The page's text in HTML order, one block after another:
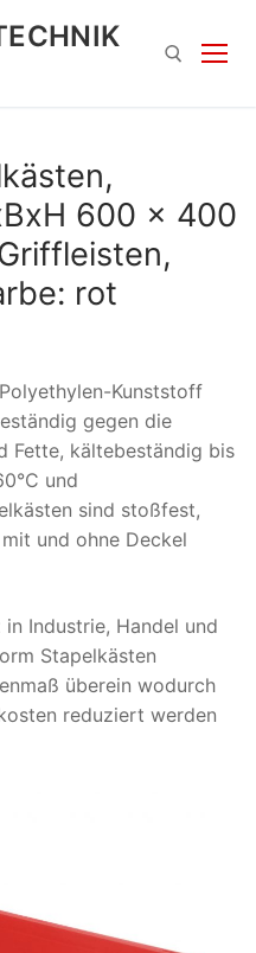
600 x 400
rot
Kunststoff
gegen die
Fette, kältebeständig bis
und
sind stoßfest,
und ohne Deckel
Industrie, Handel und
Stapelkästen
überein wodurch
reduziert werden